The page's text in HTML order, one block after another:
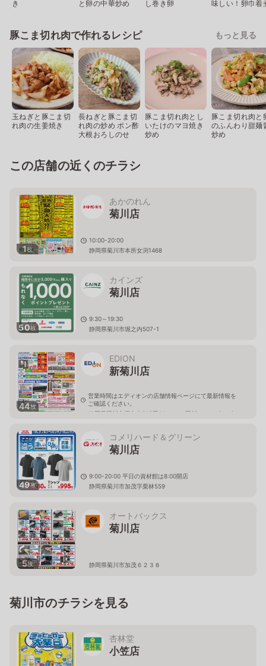
き と卵の中華炒め し巻き卵 味しい！卵巾着
豚こま切れ肉で作れるレシピ もっと見る
玉ねぎと豚こま切
れ肉の生姜焼き
長ねぎと豚こま切
れ肉の炒め ポン酢
大根おろしのせ
豚こま切れ肉とし
いたけのマヨ焼き
炒め
豚こま切れ肉と
のふんわり甜麺
炒め
この店舗の近くのチラシ
1枚
あかのれん
菊川店
10:00-20:00
静岡県菊川市本所女渕1468
50枚
カインズ
菊川店
9:30～19:30
静岡県菊川市堀之内507-1
44枚
EDION
新菊川店
営業時間はエディオンの店舗情報ページにて最新情報を
ご確認ください。
静岡県菊川市堀之内507番1えんてつ菊川ショッピングセ
49枚
コメリハード＆グリーン
菊川店
9:00-20:00 平日の資材館は8:00開店
静岡県菊川市加茂字栗林559
5枚
オートバックス
菊川店
静岡県菊川市加茂６２３８
菊川市のチラシを見る
杏林堂
小笠店